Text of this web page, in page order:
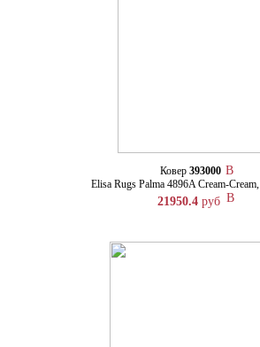
Ковер 393000
Elisa Rugs Palma 4896A Cream-Cream,
21950.4руб